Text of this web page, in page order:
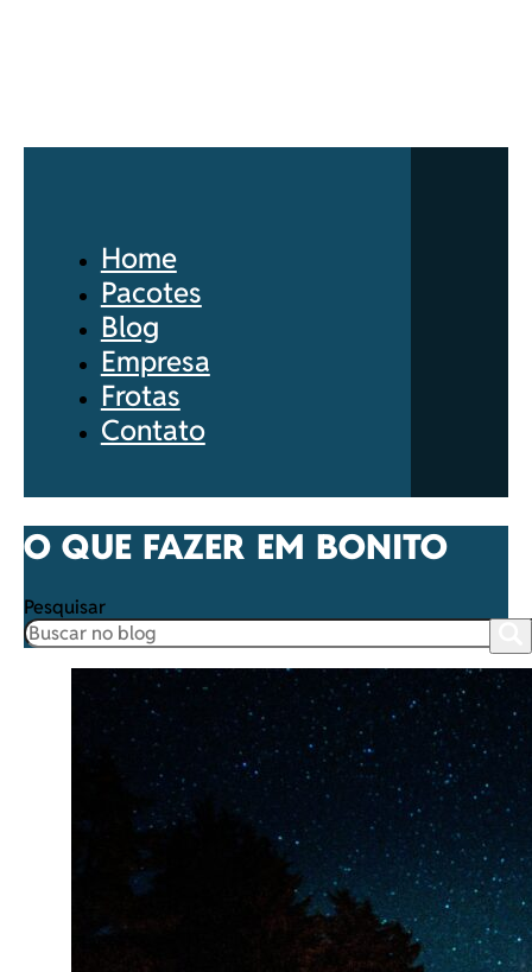
Home
Pacotes
Blog
Empresa
Frotas
Contato
O QUE FAZER EM BONITO
Pesquisar